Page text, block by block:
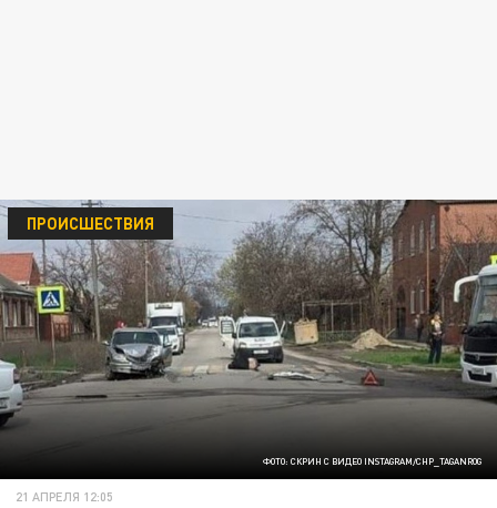
ФОТО: СКРИН С ВИДЕО INSTAGRAM/CHP_TAGANROG
ПРОИСШЕСТВИЯ
21 АПРЕЛЯ 12:05